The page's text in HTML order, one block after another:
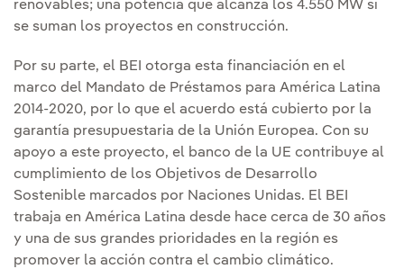
renovables; una potencia que alcanza los 4.550 MW si
se suman los proyectos en construcción.
Por su parte, el BEI otorga esta financiación en el
marco del Mandato de Préstamos para América Latina
2014-2020, por lo que el acuerdo está cubierto por la
garantía presupuestaria de la Unión Europea. Con su
apoyo a este proyecto, el banco de la UE contribuye al
cumplimiento de los Objetivos de Desarrollo
Sostenible marcados por Naciones Unidas. El BEI
trabaja en América Latina desde hace cerca de 30 años
y una de sus grandes prioridades en la región es
promover la acción contra el cambio climático.